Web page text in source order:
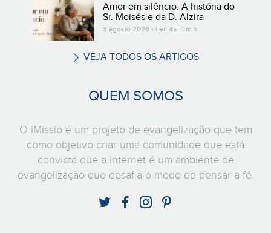
Amor em silêncio. A história do
Sr. Moisés e da D. Alzira
3 agosto 2026 • Leitura: 4 min
VEJA TODOS OS ARTIGOS
QUEM SOMOS
O iMissio é um projeto de evangelização que tem
como objetivo criar uma comunidade que está
convicta que a internet é um ambiente de
evangelização que desafia o modo de pensar a fé.